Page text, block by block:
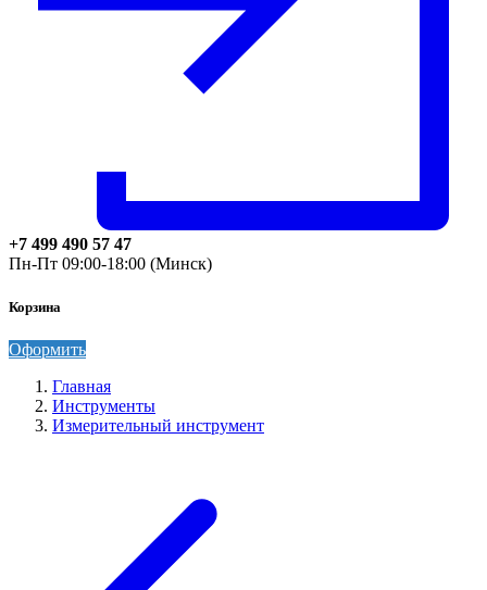
+7 499 490 57 47
Пн-Пт 09:00-18:00 (Минск)
Корзина
Оформить
Главная
Инструменты
Измерительный инструмент